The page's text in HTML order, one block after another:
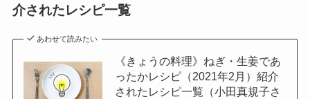
介されたレシピ一覧
あわせて読みたい
《きょうの料理》ねぎ・生姜であ
ったかレシピ（2021年2月）紹介
されたレシピ一覧（小田真規子さ